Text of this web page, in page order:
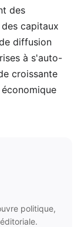
des
capitaux
diffusion
à s'auto-
croissante
politique,